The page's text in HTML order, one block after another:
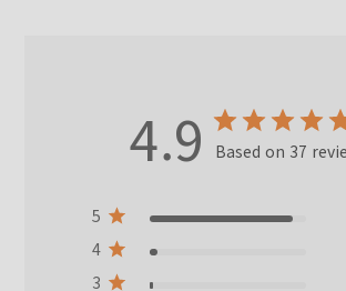
4.9 Based on 37
5
4
3